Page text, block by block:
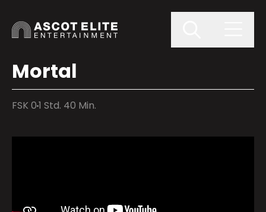
Mortal
FSK 01 Std. 40 Min.